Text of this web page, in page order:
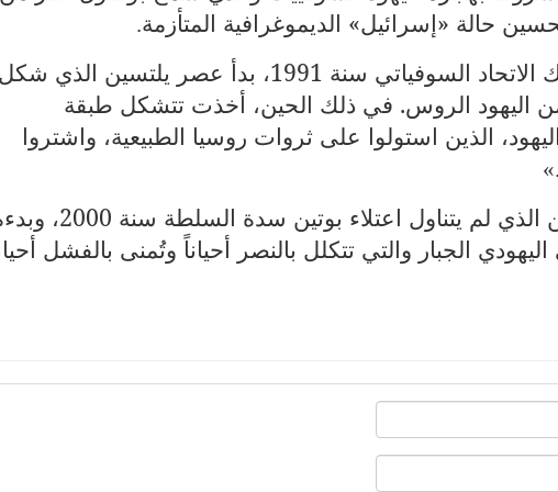
حالة «إسرائيل» الديموغرافية المتأزمة.
وبعد استقالة غورباتشوف وتفكك الاتحاد السوفياتي سنة 1991، بدأ عصر يلتسين الذي شكل
اليهود الروس. في ذلك الحين، أخذت تتشكل طبقة
الذين استولوا على ثروات روسيا الطبيعية، واشتروا
«.
وإلى هنا ينتهي سرد سولجنتسين الذي لم يتناول اعتلاء بوتين سدة
الجبار والتي تتكلل بالنصر أحياناً وتُمنى بالفشل